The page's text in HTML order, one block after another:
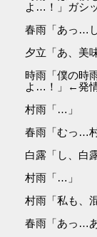
よ…！」ガシ
春雨「あっ…
夕立「あ、美
時雨「僕の時
よ…！」←発
村雨「…」
春雨「むっ…
白露「し、白
村雨「…」
村雨「私も、
春雨「あっ…